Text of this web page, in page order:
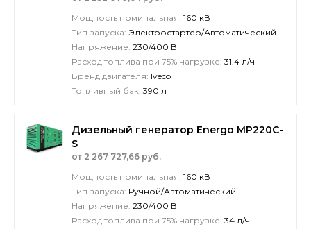
Мощность номинальная: 160 кВт
Тип запуска: Электростартер/Автоматический
Напряжение: 230/400 В
Расход топлива при 75% нагрузке: 31.4 л/ч
Бренд двигателя: Iveco
Топливный бак: 390 л
Дизельный генератор Energo MP220C-
S
от 2 267 727,66 руб.
Мощность номинальная: 160 кВт
Тип запуска: Ручной/Автоматический
Напряжение: 230/400 В
Расход топлива при 75% нагрузке: 34 л/ч